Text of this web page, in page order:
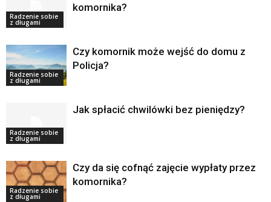
Radzenie sobie
z długami
komornika?
Radzenie sobie
z długami
Czy komornik może wejść do domu z
Policja?
Radzenie sobie
z długami
Jak spłacić chwilówki bez pieniędzy?
Radzenie sobie
z długami
Czy da się cofnąć zajęcie wypłaty przez
komornika?